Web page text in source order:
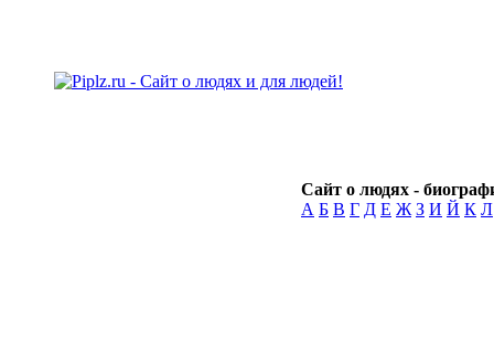
Сайт о людях -
А Б В Г Д Е Ж З И Й К Л